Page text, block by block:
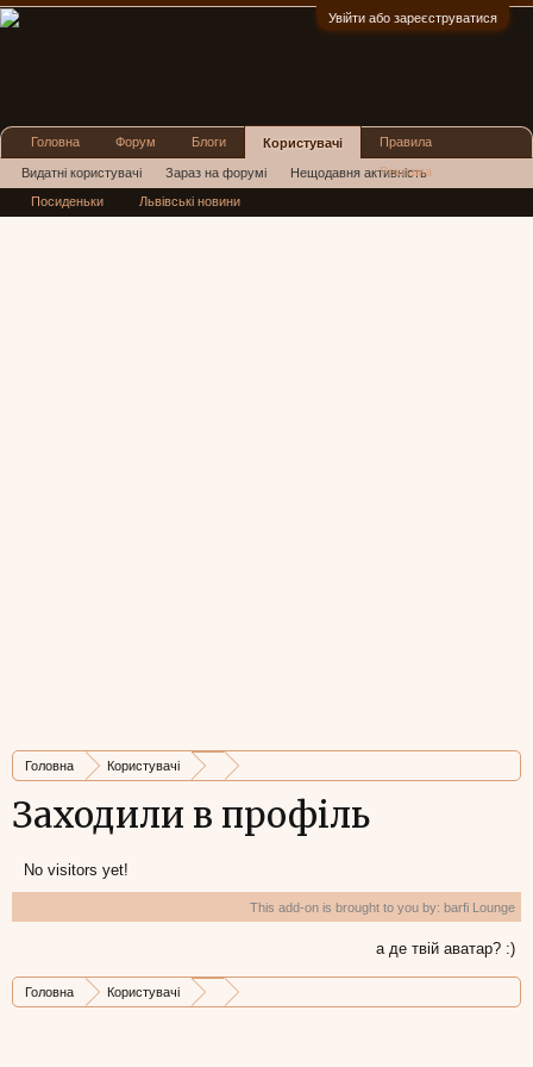
Увійти або зареєструватися
Головна Користувачі
Заходили в профіль
No visitors yet!
This add-on is brought to you by: barfi Lounge
а де твій аватар? :)
Головна Користувачі
Головна Форум Блоги Користувачі
Видатні користувачі Зараз на форумі Нещодавня активність
Нові повідомлення профілю
Правила
Реклама
Посиденьки Львівські новини